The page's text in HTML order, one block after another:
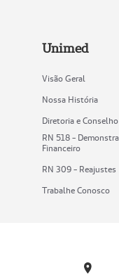
Unimed
Visão Geral
Nossa História
Diretoria e Conselho
RN 518 -
Financeiro
RN 309 - Reajustes
Trabalhe Conosco